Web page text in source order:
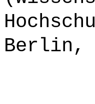
Berlin,